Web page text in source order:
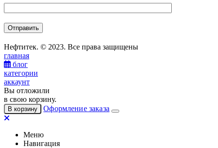
Нефтитек. © 2023. Все права защищены
главная
блог
категории
аккаунт
Вы отложили
в свою корзину.
В корзину Оформление заказа
Меню
Навигация